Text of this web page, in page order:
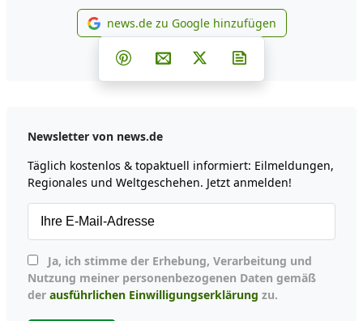
news.de zu Google
news.de zu Google hinzufügen
Teilen auf Facebook
Teilen auf Whatsapp
Teilen auf Telegram
Teilen auf Pinterest
Per E-Mail teilen
Post auf X
Newsletter von news.de
Täglich kostenlos & topaktuell informiert: Eilmeldungen,
Regionales und Weltgeschehen. Jetzt anmelden!
Nutzung meiner personenbezogenen Daten gemäß
der ausführlichen Einwilligungserklärung zu.